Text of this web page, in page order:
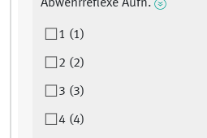
Abwehrreflexe Aufn.
1 (1)
2 (2)
3 (3)
4 (4)